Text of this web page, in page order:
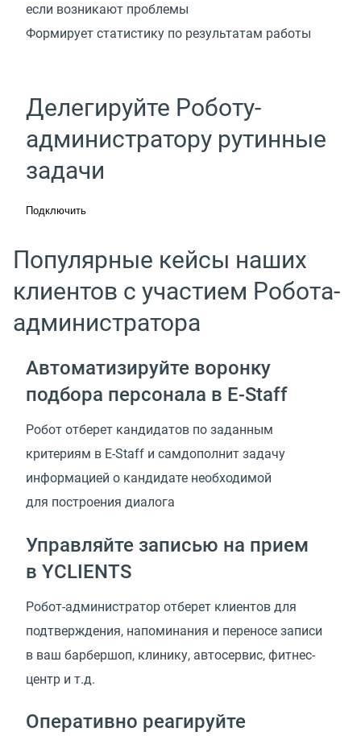
если возникают проблемы
Формирует статистику по результатам работы
Делегируйте Роботу-
администратору рутинные
задачи
Подключить
Популярные кейсы наших
клиентов с участием Робота-
администратора
Автоматизируйте воронку
подбора персонала в E-Staff
Робот отберет кандидатов по заданным
критериям в E-Staff и самдополнит задачу
информацией о кандидате необходимой
для построения диалога
Управляйте записью на прием
в YCLIENTS
Робот-администратор отберет клиентов для
подтверждения, напоминания и переносе записи
в ваш барбершоп, клинику, автосервис, фитнес-
центр и т.д.
Оперативно реагируйте